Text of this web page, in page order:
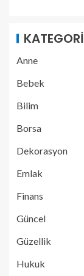
KATEGORI
Anne
Bebek
Bilim
Borsa
Dekorasyon
Emlak
Finans
Güncel
Güzellik
Hukuk